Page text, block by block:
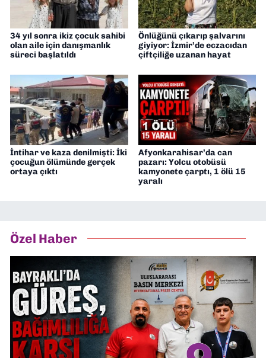
34 yıl sonra ikiz çocuk sahibi
olan aile için danışmanlık
süreci başlatıldı
Önlüğünü çıkarıp şalvarını
giyiyor: İzmir’de eczacıdan
çiftçiliğe uzanan hayat
İntihar ve kaza denilmişti: İki
çocuğun ölümünde gerçek
ortaya çıktı
Afyonkarahisar’da can
pazarı: Yolcu otobüsü
kamyonete çarptı, 1 ölü 15
yaralı
Özel Haber